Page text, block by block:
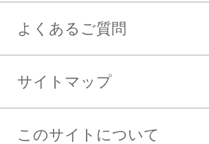
よくあるご質問
サイトマップ
このサイトについて